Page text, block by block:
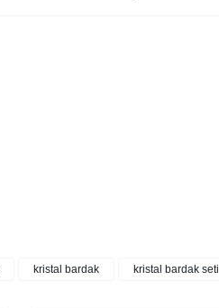
kristal bardak kristal bardak seti